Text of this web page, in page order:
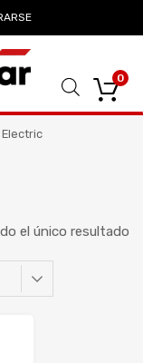
0
Electric
el único resultado